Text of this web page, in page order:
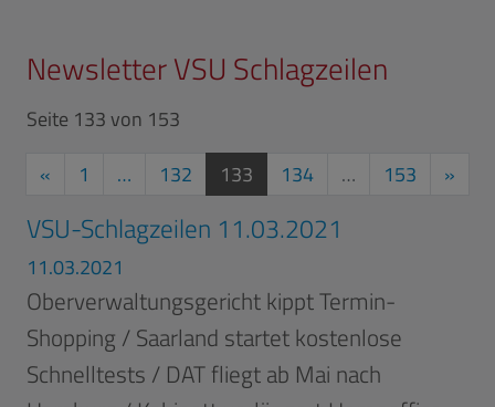
Newsletter VSU Schlagzeilen
Seite 133 von 153
« Vorherige Seite
1 … 132 133 aktuelle Seite
134 … 153 »
VSU-Schlagzeilen 11.03.2021
11.03.2021
Oberverwaltungsgericht kippt Termin-
Shopping / Saarland startet kostenlose
Schnelltests / DAT fliegt ab Mai nach